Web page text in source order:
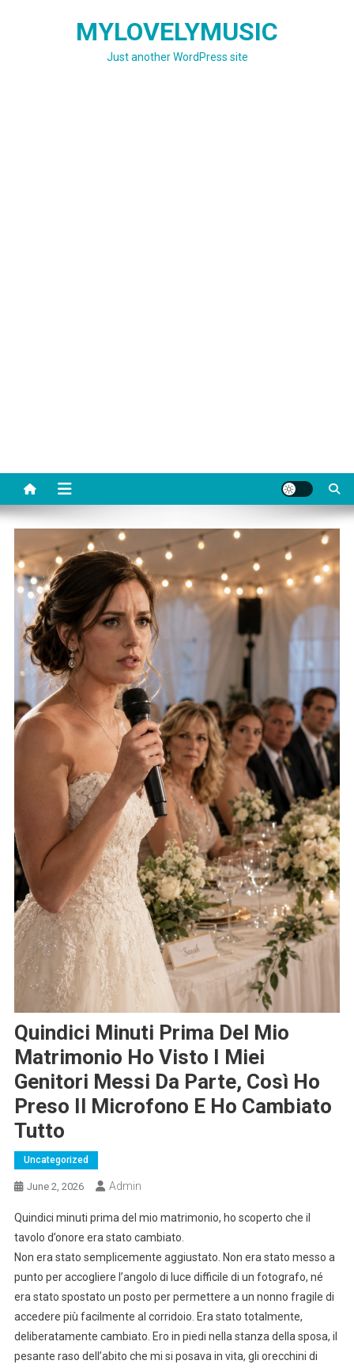
MYLOVELYMUSIC
Just another WordPress site
Quindici Minuti Prima Del Mio
Matrimonio Ho Visto I Miei
Genitori Messi Da Parte, Così Ho
Preso Il Microfono E Ho Cambiato
Tutto
Uncategorized
June 2, 2026 Admin
Quindici minuti prima del mio matrimonio, ho scoperto che il
tavolo d’onore era stato cambiato.
Non era stato semplicemente aggiustato. Non era stato messo a
punto per accogliere l’angolo di luce difficile di un fotografo, né
era stato spostato un posto per permettere a un nonno fragile di
accedere più facilmente al corridoio. Era stato totalmente,
deliberatamente cambiato. Ero in piedi nella stanza della sposa, il
pesante raso dell’abito che mi si posava in vita, gli orecchini di